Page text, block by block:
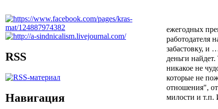
RSS
Навигация
ежегодных
работодателя
забастовку, и
деньги
никакое не
которые не
отношения",
милости и т.п.